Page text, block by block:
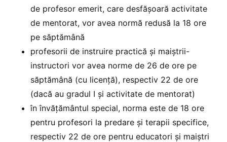
de profesor emerit, care desfășoară activitate
de mentorat, vor avea normă redusă la 18 ore
pe săptămână
profesorii de instruire practică și maiștrii-
instructori vor avea norme de 26 de ore pe
săptămână (cu licență), respectiv 22 de ore
(dacă au gradul I și activitate de mentorat)
în învățământul special, norma este de 18 ore
pentru profesori la predare și terapii specifice,
respectiv 22 de ore pentru educatori și maiștri